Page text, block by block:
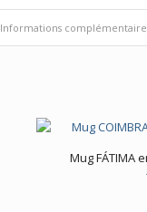
Informations
Mug FÁTIMA